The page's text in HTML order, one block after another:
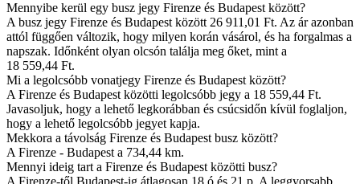
Mennyibe kerül egy busz jegy Firenze és Budapest között?
A busz jegy Firenze és Budapest között 26 911,01 Ft. Az ár azonban
attól függően változik, hogy milyen korán vásárol, és ha forgalmas a
napszak. Időnként olyan olcsón találja meg őket, mint a
18 559,44 Ft.
Mi a legolcsóbb vonatjegy Firenze és Budapest között?
A Firenze és Budapest közötti legolcsóbb jegy a 18 559,44 Ft.
Javasoljuk, hogy a lehető legkorábban és csúcsidőn kívül foglaljon,
hogy a lehető legolcsóbb jegyet kapja.
Mekkora a távolság Firenze és Budapest busz között?
A Firenze - Budapest a 734,44 km.
Mennyi ideig tart a Firenze és Budapest közötti busz?